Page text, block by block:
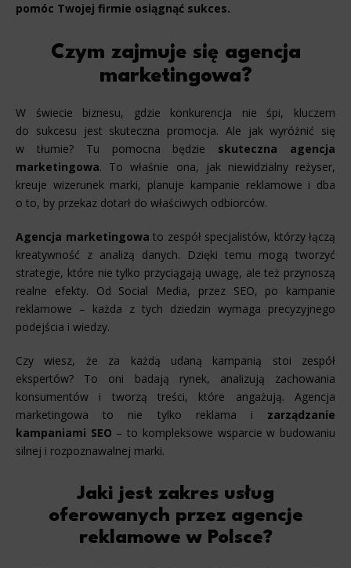
pomóc Twojej firmie osiągnąć sukces.
Czym zajmuje się agencja
marketingowa?
W świecie biznesu, gdzie konkurencja nie śpi, kluczem
do sukcesu jest skuteczna promocja. Ale jak wyróżnić się
w tłumie? Tu pomocna będzie skuteczna agencja
marketingowa. To właśnie ona, jak niewidzialny reżyser,
kreuje wizerunek marki, planuje kampanie reklamowe i dba
o to, by przekaz dotarł do właściwych odbiorców.
Agencja marketingowa to zespół specjalistów, którzy łączą
kreatywność z analizą danych. Dzięki temu mogą tworzyć
strategie, które nie tylko przyciągają uwagę, ale też przynoszą
realne efekty. Od Social Media, przez SEO, po kampanie
reklamowe – każda z tych dziedzin wymaga precyzyjnego
podejścia i wiedzy.
Czy wiesz, że za każdą udaną kampanią stoi zespół
ekspertów? To oni badają rynek, analizują zachowania
konsumentów i tworzą treści, które angażują. Agencja
marketingowa to nie tylko reklama i zarządzanie
kampaniami SEO – to kompleksowe wsparcie w budowaniu
silnej i rozpoznawalnej marki.
Jaki jest zakres usług
oferowanych przez agencje
reklamowe w Polsce?